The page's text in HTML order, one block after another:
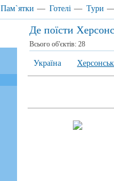
Пам`ятки — Готелі — Тури
Де поїсти
Всього об'єктів: 28
Україна